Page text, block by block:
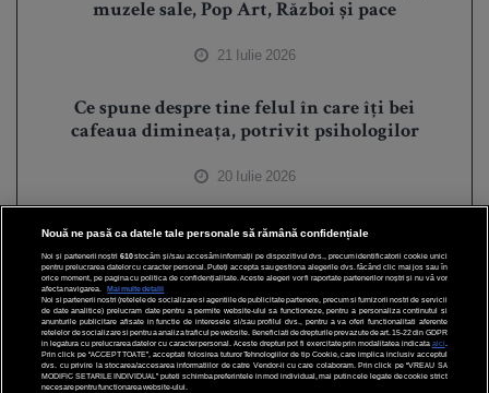
muzele sale, Pop Art, Război și pace
21 Iulie 2026
Ce spune despre tine felul în care îți bei
cafeaua dimineața, potrivit psihologilor
20 Iulie 2026
Nouă ne pasă ca datele tale personale să rămână confidențiale
Noi și partenerii noștri 610stocăm și/sau accesăm informații pe dispozitivul dvs., precum identificatorii cookie unici
pentru prelucrarea datelor cu caracter personal. Puteți accepta sau gestiona alegerile dvs. făcând clic mai jos sau în
orice moment, pe pagina cu politica de confidențialitate. Aceste alegeri vor fi raportate partenerilor noștri și nu vă vor
afecta navigarea.
Mai multe detalii
Noi si partenerii nostri (retelele de socializare si agentiile de publicitate partenere, precum si furnizorii nostri de servicii
de date analitice) prelucram date pentru a permite website-ului sa functioneze, pentru a personaliza continutul si
anunturile publicitare afisate in functie de interesele si/sau profilul dvs., pentru a va oferi functionalitati aferente
retelelor de socializare si pentru a analiza traficul pe website. Beneficiati de drepturile prevazute de art. 15-22 din GDPR
in legatura cu prelucrarea datelor cu caracter personal. Aceste drepturi pot fi exercitate prin modalitatea indicata aici
Prin click pe “ACCEPT TOATE”, acceptati folosirea tuturor Tehnologiilor de tip Cookie, care implica inclusiv acceptul
dvs. cu privire la stocarea/accesarea informatiilor de catre Vendor-ii cu care colaboram. Prin click pe “VREAU SA
MODIFIC SETARILE INDIVIDUAL” puteti schimba preferintele in mod individual, mai putin cele legate de cookie strict
necesare pentru functionarea website-ului.